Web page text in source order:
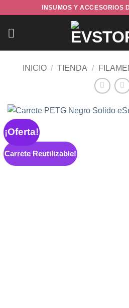
contenido
INSUMOS Y ACCESORIOS
INICIO / TIENDA /
¡Oferta!
Carrete Reutilizable!